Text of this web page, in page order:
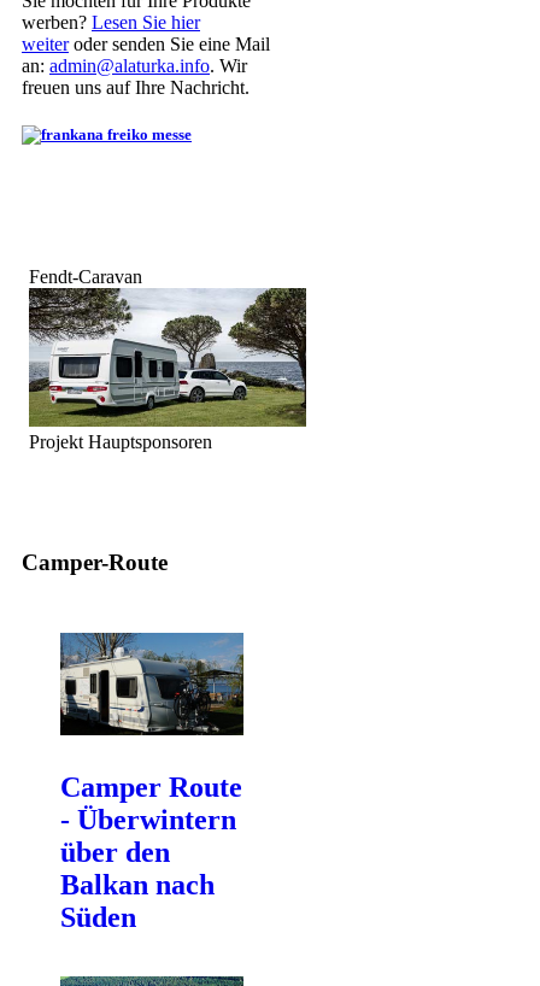
werben? Lesen Sie hier
weiteroder senden Sie eine Mail
an: admin@alaturka.info. Wir
freuen uns auf Ihre Nachricht.
Fendt-Caravan
Projekt Hauptsponsoren
Camper-Route
Camper Route
- Überwintern
über den
Balkan nach
Süden